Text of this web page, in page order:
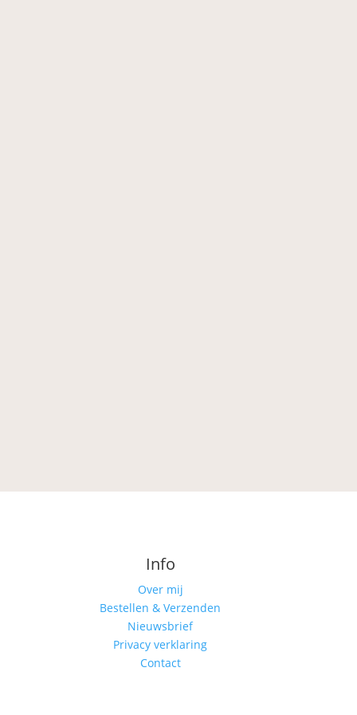
Info
Over mij
Bestellen & Verzenden
Nieuwsbrief
Privacy verklaring
Contact